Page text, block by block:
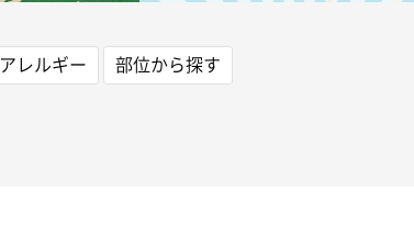
アレルギー 部位から探す